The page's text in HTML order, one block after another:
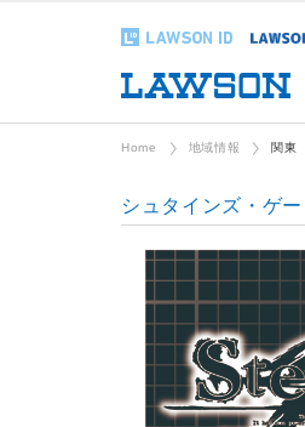
Home 地域情報 関東
シュタインズ・ゲ